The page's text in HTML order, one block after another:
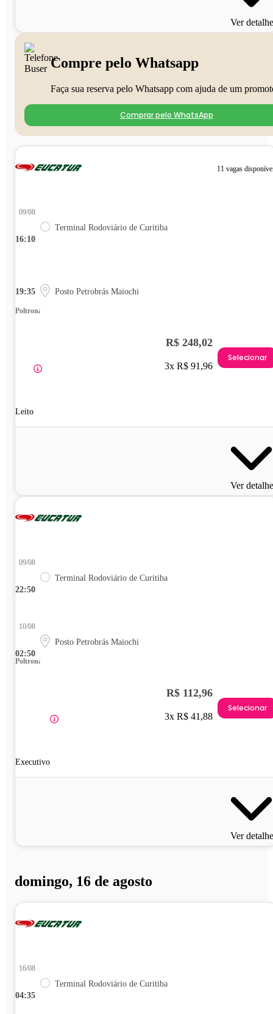
Ver
Compre pelo Whatsapp
Faça sua reserva pelo Whatsapp com ajuda de um
Comprar pelo WhatsApp
11 vagas
16:10
09/08
Terminal Rodoviário de Curitiba
19:35 Posto Petrobrás Maiochi
Poltrona
Leito
R$ 248,02
3x R$ 91,96
Selecionar
Ver
22:50
09/08
Terminal Rodoviário de Curitiba
02:50
10/08
Posto Petrobrás Maiochi
Poltrona
Executivo
R$ 112,96
3x R$ 41,88
Selecionar
Ver
domingo, 16 de agosto
04:35
16/08
Terminal Rodoviário de Curitiba